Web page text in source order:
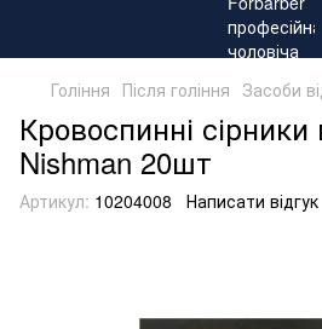
Гоління Після гоління Засоби
Кровоспинні сірники
Nishman 20шт
Артикул: 10204008 Написати відгук